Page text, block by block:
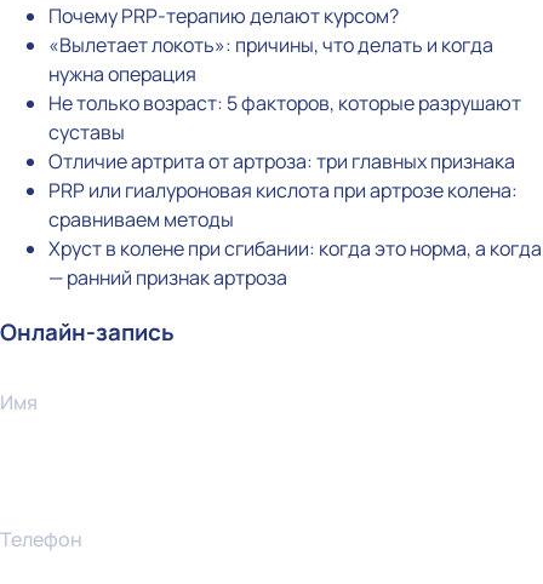
Почему PRP-терапию делают курсом?
«Вылетает локоть»: причины, что делать и когда
нужна операция
Не только возраст: 5 факторов, которые разрушают
суставы
Отличие артрита от артроза: три главных признака
PRP или гиалуроновая кислота при артрозе колена:
сравниваем методы
Хруст в колене при сгибании: когда это норма, а когда
— ранний признак артроза
Онлайн-запись
Имя
Телефон